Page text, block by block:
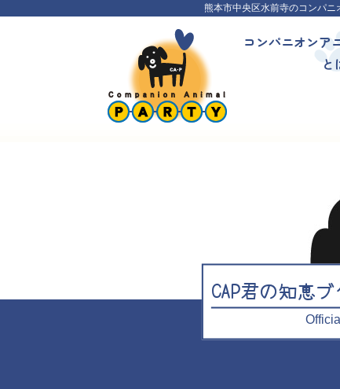
熊本市中央区水前寺のコンパニ
コンパニオンア
と
CAP君の知恵